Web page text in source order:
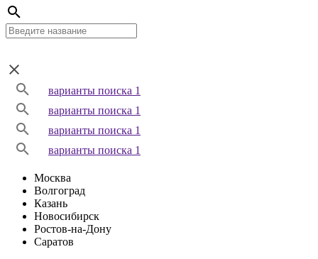
варианты поиска 1
варианты поиска 1
варианты поиска 1
варианты поиска 1
Москва
Волгоград
Казань
Новосибирск
Ростов-на-Дону
Саратов